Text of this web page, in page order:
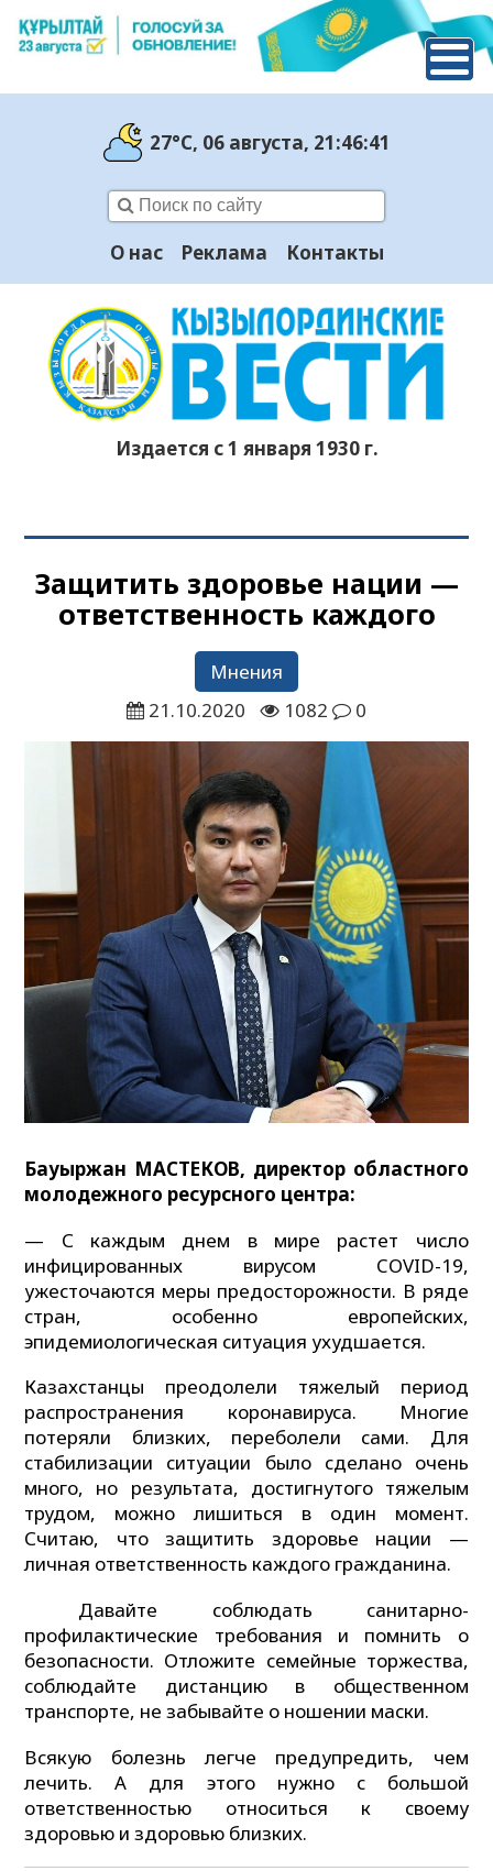
27°C, 06 августа, 21:46:42
О нас Реклама Контакты
Издается с 1 января 1930 г.
Защитить здоровье нации —
ответственность каждого
Мнения
21.10.2020
1082 0
Бауыржан МАСТЕКОВ, директор областного
молодежного ресурсного центра:
— С каждым днем в мире растет число
инфицированных вирусом COVID-19,
ужесточаются меры предосторожности. В ряде
стран, особенно европейских,
эпидемиологическая ситуация ухудшается.
Казахстанцы преодолели тяжелый период
распространения коронавируса. Многие
потеряли близких, переболели сами. Для
стабилизации ситуации было сделано очень
много, но результата, достигнутого тяжелым
трудом, можно лишиться в один момент.
Считаю, что защитить здоровье нации —
личная ответственность каждого гражданина.
Давайте соблюдать санитарно-
профилактические требования и помнить о
безопасности. Отложите семейные торжества,
соблюдайте дистанцию в общественном
транспорте, не забывайте о ношении маски.
Всякую болезнь легче предупредить, чем
лечить. А для этого нужно с большой
ответственностью относиться к своему
здоровью и здоровью близких.